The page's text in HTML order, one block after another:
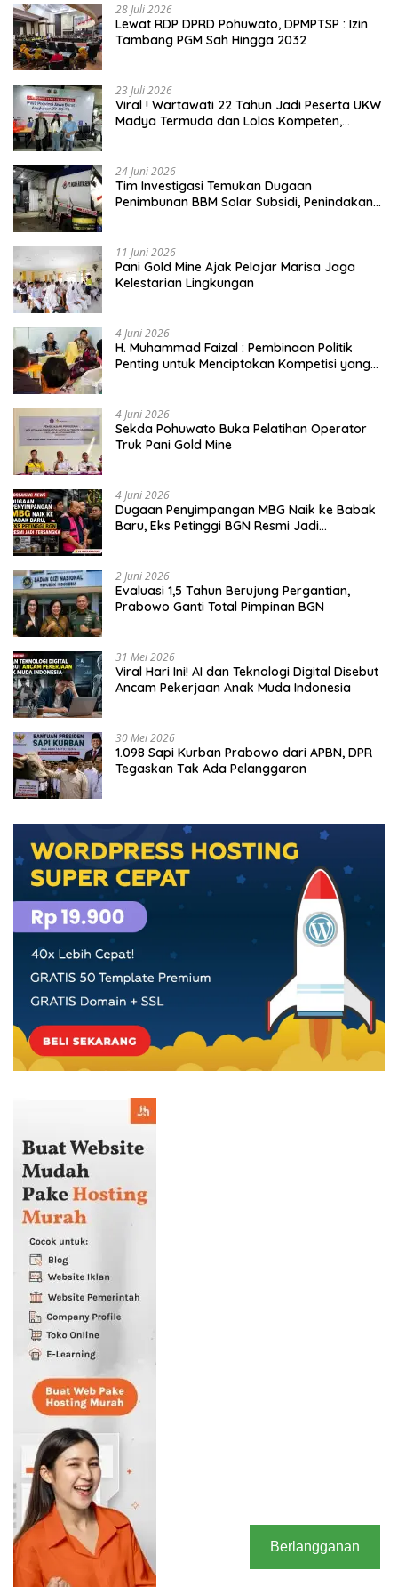
28 Juli 2026
Lewat RDP DPRD Pohuwato, DPMPTSP : Izin
Tambang PGM Sah Hingga 2032
23 Juli 2026
Viral ! Wartawati 22 Tahun Jadi Peserta UKW
Madya Termuda dan Lolos Kompeten,
24 Juni 2026
Tim Investigasi Temukan Dugaan
Penimbunan BBM Solar Subsidi, Penindakan
11 Juni 2026
Pani Gold Mine Ajak Pelajar Marisa Jaga
Kelestarian Lingkungan
4 Juni 2026
H. Muhammad Faizal : Pembinaan Politik
Penting untuk Menciptakan Kompetisi yang
4 Juni 2026
Sekda Pohuwato Buka Pelatihan Operator
Truk Pani Gold Mine
4 Juni 2026
Dugaan Penyimpangan MBG Naik ke Babak
Baru, Eks Petinggi BGN Resmi Jadi
2 Juni 2026
Evaluasi 1,5 Tahun Berujung Pergantian,
Prabowo Ganti Total Pimpinan BGN
31 Mei 2026
Viral Hari Ini! AI dan Teknologi Digital Disebut
Ancam Pekerjaan Anak Muda Indonesia
30 Mei 2026
1.098 Sapi Kurban Prabowo dari APBN, DPR
Tegaskan Tak Ada Pelanggaran
Berlangganan